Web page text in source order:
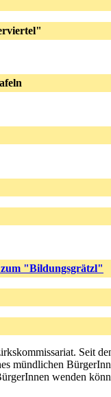
"Bildungsgrätzl"
Seit
mündlichen
wenden